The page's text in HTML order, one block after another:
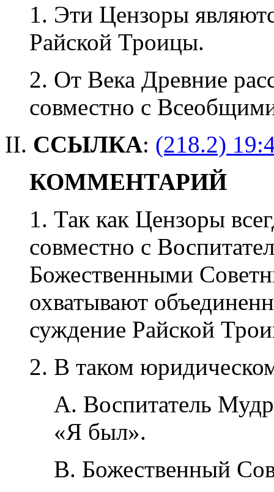
1. Эти Цензоры
Райской Троицы.
2. От Века Древние
совместно с
II. ССЫЛКА: (218.2)
КОММЕНТАРИЙ
1. Так как Цензоры
совместно с
Божественными
охватывают
суждение Райской
2. В таком
A. Воспитатель
«Я был».
B. Божественный